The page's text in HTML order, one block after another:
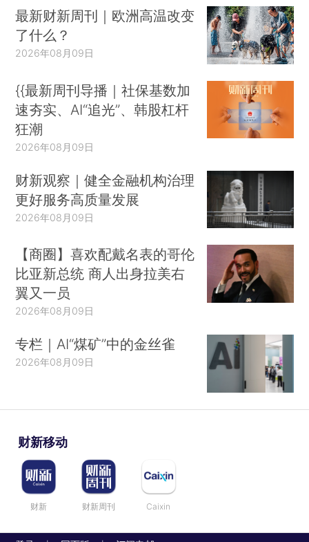
最新财新周刊｜欧洲高温改变
了什么？
2026年08月09日
{{最新周刊导播｜社保基数加
速夯实、AI“追光”、韩股杠杆
狂潮
2026年08月09日
财新观察｜健全金融机构治理
更好服务高质量发展
2026年08月09日
【商圈】喜欢配戴名表的哥伦
比亚新总统 商人出身拉美右
翼又一员
2026年08月09日
专栏｜AI“煤矿”中的金丝雀
2026年08月09日
财新移动
财新 财新周刊 Caixin